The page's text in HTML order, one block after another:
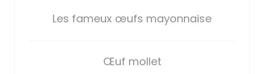
Les fameux œufs mayonnaise
Œuf mollet